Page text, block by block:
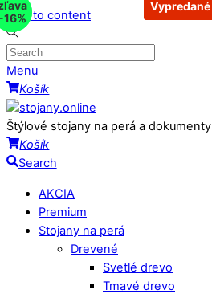
Skip to content
Menu
Košík
Štýlové stojany na perá a dokumenty
Košík
Search
AKCIA
Premium
Stojany na perá
Drevené
Svetlé drevo
Tmavé drevo
Vypredané
Vypredané